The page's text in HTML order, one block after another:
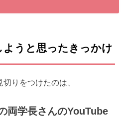
ようと思ったきっかけ
りをつけたのは、
両学長さんのYouTube